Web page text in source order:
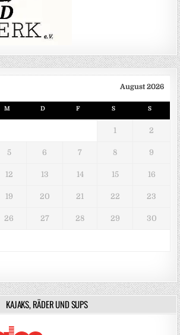
August 2026
M D F S S
1 2
5 6 7 8 9
12 13 14 15 16
19 20 21 22 23
26 27 28 29 30
KAJAKS, RÄDER UND SUPS